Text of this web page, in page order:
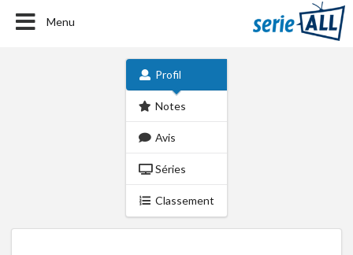
Menu
Profil
Notes
Avis
Séries
Classement